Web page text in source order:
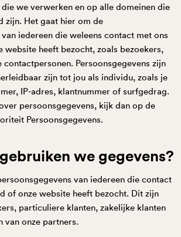
we verwerken en op alle domeinen die
zijn. Het gaat hier om de
iedereen die weleens contact met ons
website heeft bezocht, zoals bezoekers,
contactpersonen. Persoonsgegevens zijn
zijn tot jou als individu, zoals je
IP-adres, klantnummer of surfgedrag.
persoonsgegevens, kijk dan op de
Persoonsgegevens.
we gegevens?
van iedereen die contact
of onze website heeft bezocht. Dit zijn
particuliere klanten, zakelijke klanten
van onze partners.